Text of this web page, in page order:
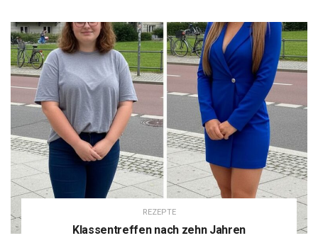
REZEPTE
Klassentreffen nach zehn Jahren